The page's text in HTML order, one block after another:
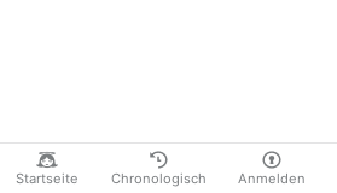
Startseite Chronologisch Anmelden